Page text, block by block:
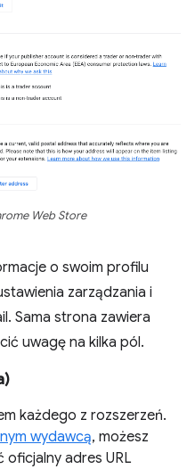
Web Store
o swoim profilu
zarządzania i
Sama strona zawiera
uwagę na kilka pól.
każdego z rozszerzeń.
wydawcą, możesz
adres URL